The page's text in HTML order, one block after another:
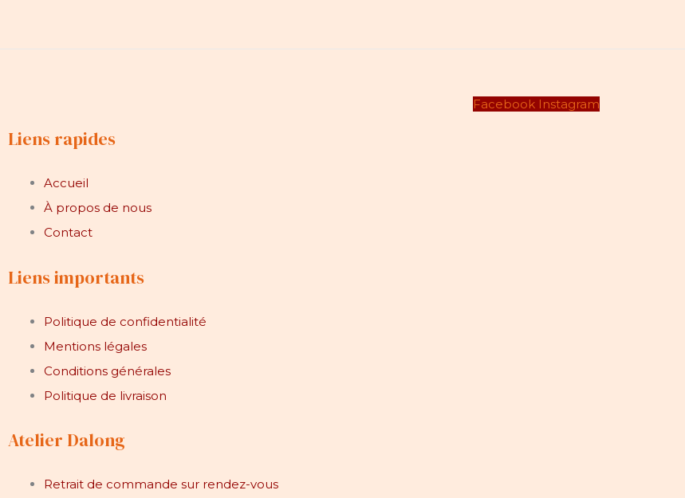
Facebook Instagram
Liens rapides
Accueil
À propos de nous
Contact
Liens importants
Politique de confidentialité
Mentions légales
Conditions générales
Politique de livraison
Atelier Dalong
Retrait de commande sur rendez-vous